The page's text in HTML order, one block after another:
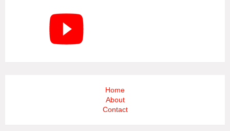
Home
About
Contact